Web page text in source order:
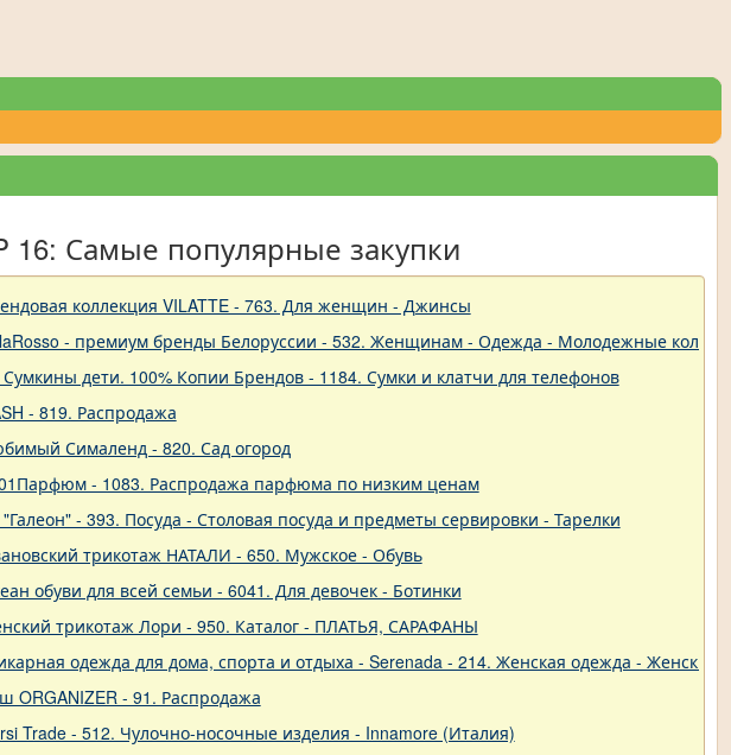
16: Самые популярные закупки
коллекция VILATTE - 763. Для женщин - Джинсы
- премиум бренды Белоруссии - 532. Женщинам - Одежда - Молодежные
Сумкины дети. 100% Копии Брендов - 1184. Сумки и клатчи для телефонов
- 819. Распродажа
Сималенд - 820. Сад огород
- 1083. Распродажа парфюма по низким ценам
- 393. Посуда - Столовая посуда и предметы сервировки - Тарелки
трикотаж НАТАЛИ - 650. Мужское - Обувь
обуви для всей семьи - 6041. Для девочек - Ботинки
трикотаж Лори - 950. Каталог - ПЛАТЬЯ, САРАФАНЫ
одежда для дома, спорта и отдыха - Serenada - 214. Женская одежда - Женские
ORGANIZER - 91. Распродажа
Trade - 512. Чулочно-носочные изделия - Innamore (Италия)